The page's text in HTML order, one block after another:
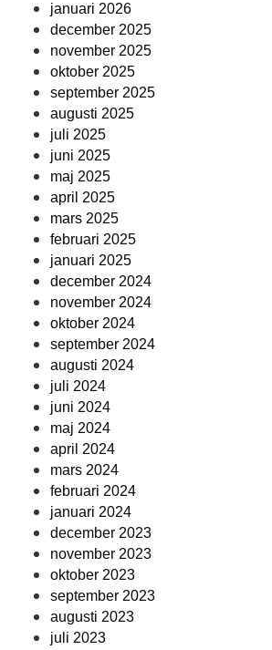
januari 2026
december 2025
november 2025
oktober 2025
september 2025
augusti 2025
juli 2025
juni 2025
maj 2025
april 2025
mars 2025
februari 2025
januari 2025
december 2024
november 2024
oktober 2024
september 2024
augusti 2024
juli 2024
juni 2024
maj 2024
april 2024
mars 2024
februari 2024
januari 2024
december 2023
november 2023
oktober 2023
september 2023
augusti 2023
juli 2023